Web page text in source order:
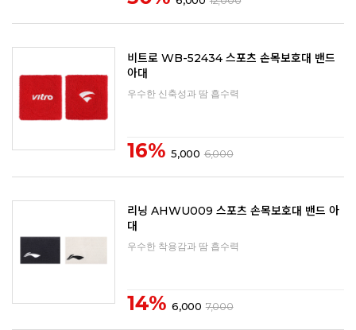
비트로 WB-52434 스포츠 손목보호대 밴드
아대
우수한 신축성과 땀 흡수력
16% 5,000 6,000
리닝 AHWU009 스포츠 손목보호대 밴드 아
대
우수한 착용감과 땀 흡수력
14% 6,000 7,000